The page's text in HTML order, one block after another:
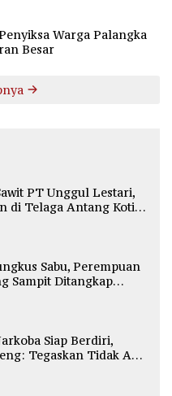
Warga Palangka
Besar
PT Unggul Lestari,
di Telaga Antang Kotim
Sabu, Perempuan
Sampit Ditangkap
Siap Berdiri,
Tegaskan Tidak Ada